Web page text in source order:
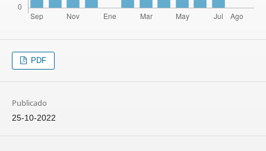
PDF
Publicado
25-10-2022